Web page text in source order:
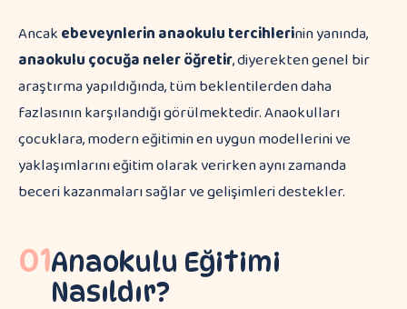
Ancakebeveynlerin anaokulu tercihlerinin yanında,
anaokulu çocuğa neler öğretir, diyerekten genel bir
araştırma yapıldığında, tüm beklentilerden daha
fazlasının karşılandığı görülmektedir. Anaokulları
çocuklara, modern eğitimin en uygun modellerini ve
yaklaşımlarını eğitim olarak verirken aynı zamanda
beceri kazanmaları sağlar ve gelişimleri destekler.
01Anaokulu Eğitimi
Nasıldır?